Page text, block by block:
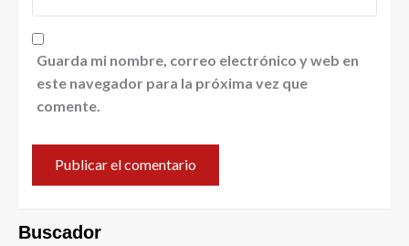
Guarda mi nombre, correo electrónico y web en
este navegador para la próxima vez que
comente.
Buscador